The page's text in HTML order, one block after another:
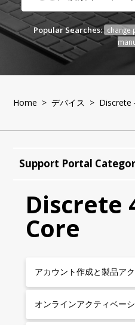
Popular Searches: change
Home >デバイス > Discrete
Support Portal
Discrete
Core
アカウント作成と製品ア
オンラインアクティベー